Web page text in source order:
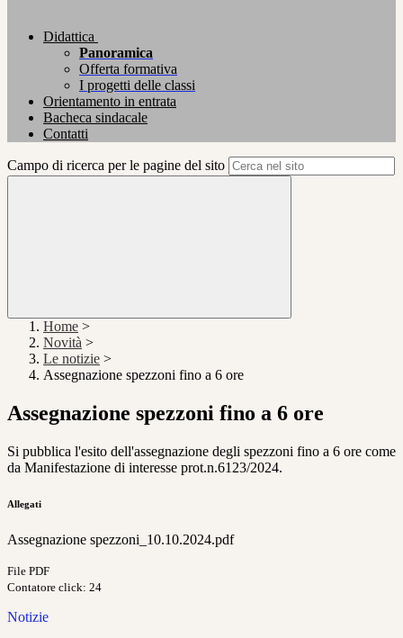
Didattica
Panoramica
Offerta formativa
I progetti delle classi
Orientamento in entrata
Bacheca sindacale
Contatti
Campo di ricerca per le pagine del sito
Home >
Novità >
Le notizie >
Assegnazione spezzoni fino a 6 ore
Assegnazione spezzoni fino a 6 ore
Si pubblica l'esito dell'assegnazione degli spezzoni fino a 6 ore come
da Manifestazione di interesse prot.n.6123/2024.
Allegati
Assegnazione spezzoni_10.10.2024.pdf
File PDF
Contatore click: 24
Notizie